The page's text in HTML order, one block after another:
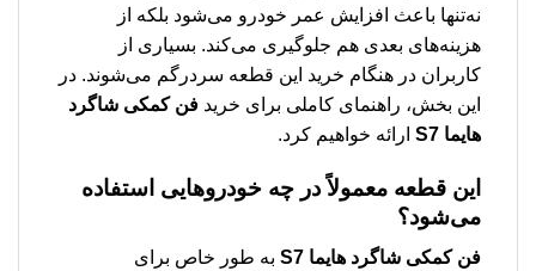
نه‌تنها باعث افزایش عمر خودرو می‌شود بلکه از
هزینه‌های بعدی هم جلوگیری می‌کند. بسیاری از
کاربران در هنگام خرید این قطعه سردرگم می‌شوند. در
این بخش، راهنمای کاملی برای خرید فن کمکی شاگرد
هایما S7
ارائه خواهیم کرد.
این قطعه معمولاً در چه خودروهایی استفاده
می‌شود؟
فن کمکی شاگرد هایما S7
به طور خاص برای